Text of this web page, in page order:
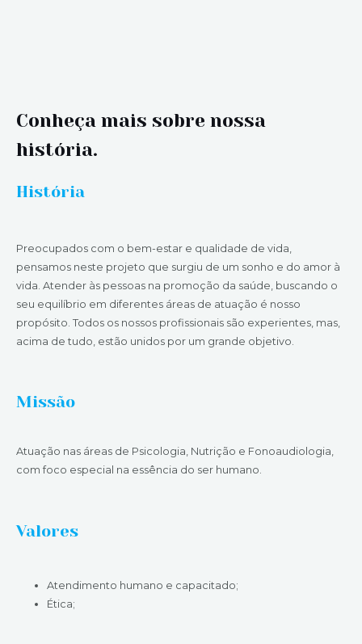
Conheça mais sobre nossa
história.
História
Preocupados com o bem-estar e qualidade de vida,
pensamos neste projeto que surgiu de um sonho e do amor à
vida. Atender às pessoas na promoção da saúde, buscando o
seu equilíbrio em diferentes áreas de atuação é nosso
propósito. Todos os nossos profissionais são experientes, mas,
acima de tudo, estão unidos por um grande objetivo.
Missão
Atuação nas áreas de Psicologia, Nutrição e Fonoaudiologia,
com foco especial na essência do ser humano.
Valores
Atendimento humano e capacitado;
Ética;